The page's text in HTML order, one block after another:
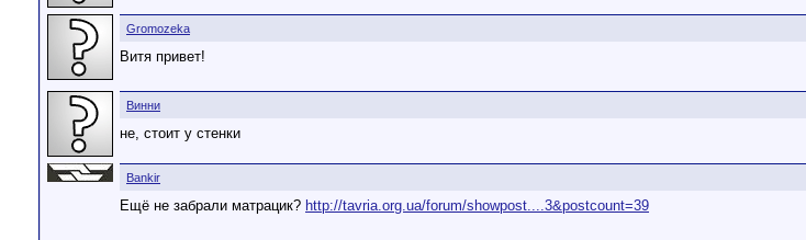
Gromozeka
Витя привет!
Винни
не, стоит у стенки
Bankir
Ещё не забрали матрацик? http://tavria.org.ua/forum/showpost....3&postcount=39